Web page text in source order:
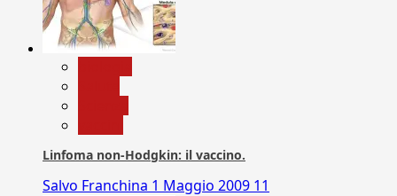
Linfoma non-Hodgkin: il vaccino.
Salvo Franchina 1 Maggio 2009 11